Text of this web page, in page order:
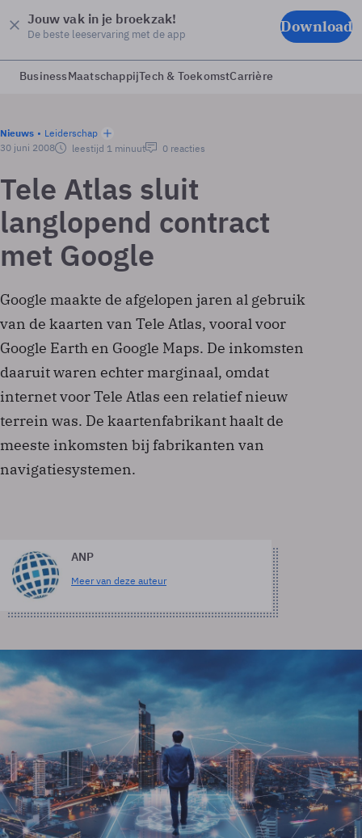
Jouw vak in je broekzak!
De beste leeservaring met de app Download
BusinessMaatschappijTech & ToekomstCarrière
Nieuws
Leiderschap
30 juni 2008
leestijd 1 minuut 0 reacties
Tele Atlas sluit
langlopend contract
met Google
Google maakte de afgelopen jaren al gebruik
van de kaarten van Tele Atlas, vooral voor
Google Earth en Google Maps. De inkomsten
daaruit waren echter marginaal, omdat
internet voor Tele Atlas een relatief nieuw
terrein was. De kaartenfabrikant haalt de
meeste inkomsten bij fabrikanten van
navigatiesystemen.
ANP
Meer van deze auteur